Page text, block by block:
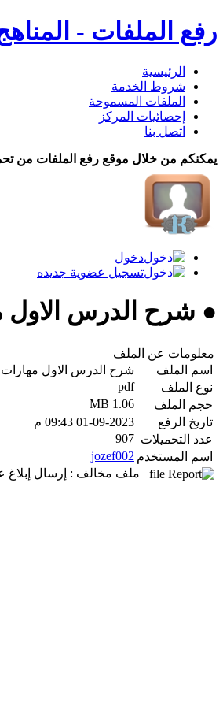
رفع الملفات -
الرئيسية
شروط الخدمة
الملفات المسموحة
إحصائيات المركز
اتصل بنا
يمكنكم من خلال موقع رفع الملفات من
دخول
تسجيل عضوية جديده
● شرح الدرس الاول
معلومات عن الملف
اسم الملف
شرح الدرس الاول مهارات
نوع الملف
pdf
حجم الملف
1.06 MB
تاريخ الرفع
01-09-2023 09:43 م
عدد التحميلات 907
اسم المستخدم jozef002
ملف مخالف : إرسال إبلاغ